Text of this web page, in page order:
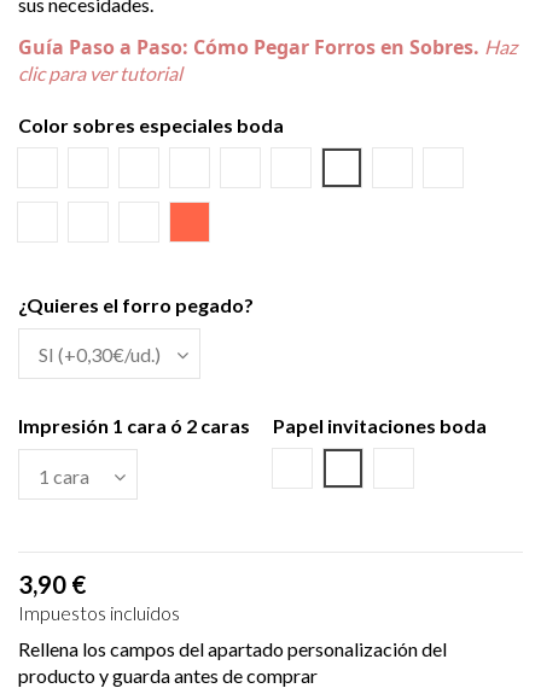
Guía Paso a Paso: Cómo Pegar Forros en Sobres. Haz
clic para ver tutorial
Color sobres especiales boda
¿Quieres el forro pegado?
Impresión 1 cara ó 2 caras
Papel invitaciones boda
3,90 €
Impuestos incluidos
Rellena los campos del apartado personalización del
producto y guarda antes de comprar